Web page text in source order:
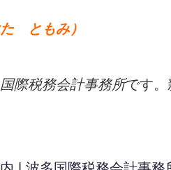
ともみ）
国際税務会計事務所です。